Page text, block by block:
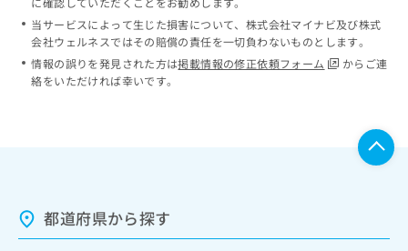
当サービスによって生じた損害について、株式会社マイナビ及び株式
会社ウェルネスではその賠償の責任を一切負わないものとします。
情報の誤りを発見された方は掲載情報の修正依頼フォーム
からご連
絡をいただければ幸いです。
都道府県から探す